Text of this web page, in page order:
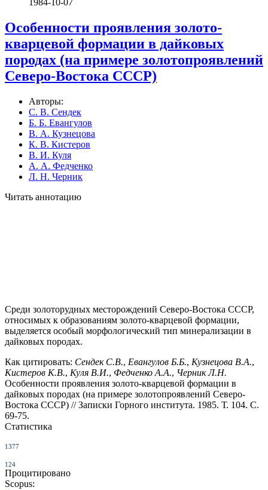
1984-10-07
Особенности проявления золото-
кварцевой формации в дайковых
породах (на примере золотопроявлений
Северо-Востока СССР)
Авторы:
С. В. Сендек
Б. Б. Евангулов
В. А. Кузнецова
К. В. Кистеров
В. И. Куля
А. А. Федченко
Л. Н. Черник
Читать аннотацию
Среди золоторудных месторождений Северо-Востока СССР,
относимых к образованиям золото-кварцевой формации,
выделяется особый морфологический тип минерализации в
дайковых породах.
Как цитировать: Сендек С.В., Евангулов Б.Б., Кузнецова В.А.,
Кистеров К.В., Куля В.И., Федченко А.А., Черник Л.Н.
Особенности проявления золото-кварцевой формации в
дайковых породах (на примере золотопроявлений Северо-
Востока СССР) // Записки Горного института. 1985. Т. 104. С.
69-75.
Статистика
1377
124
Процитировано
Scopus: